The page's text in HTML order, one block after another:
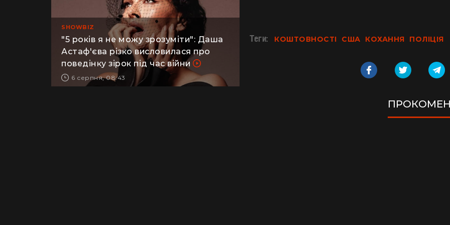
SHOWBIZ
"5 років я не можу зрозуміти": Даша
Астаф'єва різко висловилася про
поведінку зірок під час війни
6 серпня, 08:43
Теги: КОШТОВНОСТІ США КОХАННЯ ПОЛІЦІЯ